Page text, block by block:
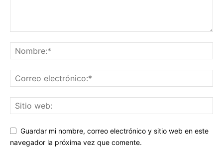
Guardar mi nombre, correo electrónico y sitio web en este
navegador la próxima vez que comente.